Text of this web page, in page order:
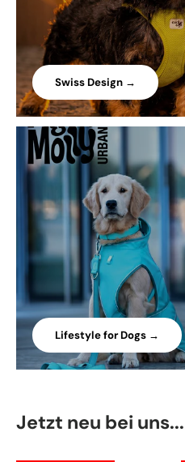
Swiss Design →
Lifestyle for Dogs →
Jetzt neu bei uns...